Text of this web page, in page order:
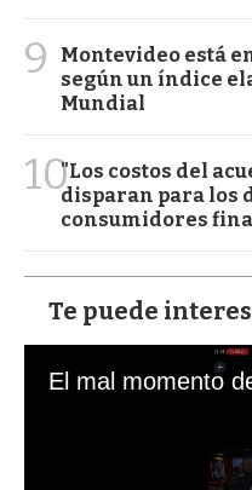
9
Montevideo está
según un índice
Mundial
10"Los costos del
disparan para los
consumidores
Te puede